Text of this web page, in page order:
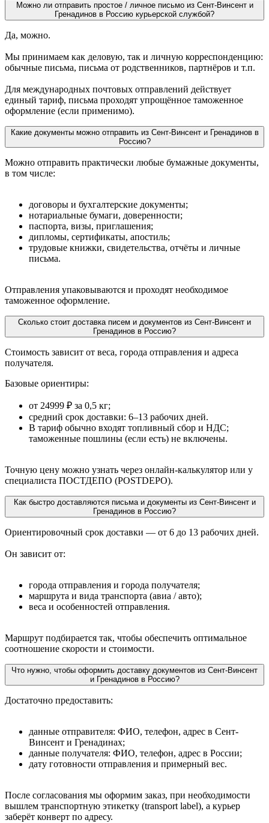
Можно ли отправить простое / личное письмо из Сент-Винсент и
Гренадинов в Россию курьерской службой?
Да, можно.
Мы принимаем как деловую, так и личную корреспонденцию:
обычные письма, письма от родственников, партнёров и т.п.
Для международных почтовых отправлений действует
единый тариф, письма проходят упрощённое таможенное
оформление (если применимо).
Какие документы можно отправить из Сент-Винсент и Гренадинов в
Россию?
Можно отправить практически любые бумажные документы,
в том числе:
договоры и бухгалтерские документы;
нотариальные бумаги, доверенности;
паспорта, визы, приглашения;
дипломы, сертификаты, апостиль;
трудовые книжки, свидетельства, отчёты и личные
письма.
Отправления упаковываются и проходят необходимое
таможенное оформление.
Сколько стоит доставка писем и документов из Сент-Винсент и
Гренадинов в Россию?
Стоимость зависит от веса, города отправления и адреса
получателя.
Базовые ориентиры:
от 24999 ₽ за 0,5 кг;
средний срок доставки: 6–13 рабочих дней.
В тариф обычно входят топливный сбор и НДС;
таможенные пошлины (если есть) не включены.
Точную цену можно узнать через онлайн-калькулятор или у
специалиста ПОСТДЕПО (POSTDEPO).
Как быстро доставляются письма и документы из Сент-Винсент и
Гренадинов в Россию?
Ориентировочный срок доставки — от 6 до 13 рабочих дней.
Он зависит от:
города отправления и города получателя;
маршрута и вида транспорта (авиа / авто);
веса и особенностей отправления.
Маршрут подбирается так, чтобы обеспечить оптимальное
соотношение скорости и стоимости.
Что нужно, чтобы оформить доставку документов из Сент-Винсент
и Гренадинов в Россию?
Достаточно предоставить:
данные отправителя: ФИО, телефон, адрес в Сент-
Винсент и Гренадинах;
данные получателя: ФИО, телефон, адрес в России;
дату готовности отправления и примерный вес.
После согласования мы оформим заказ, при необходимости
вышлем транспортную этикетку (transport label), а курьер
заберёт конверт по адресу.